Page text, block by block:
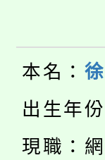
視
半
者。
大
份
大
份
淨
會
115
本名：
出生年
現職：